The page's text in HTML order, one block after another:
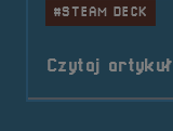
#STEAM DECK
Czytaj artykuł